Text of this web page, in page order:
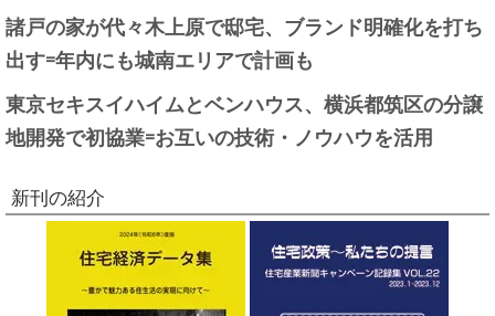
諸戸の家が代々木上原で邸宅、ブランド明確化を打ち
出す=年内にも城南エリアで計画も
東京セキスイハイムとベンハウス、横浜都筑区の分譲
地開発で初協業=お互いの技術・ノウハウを活用
新刊の紹介